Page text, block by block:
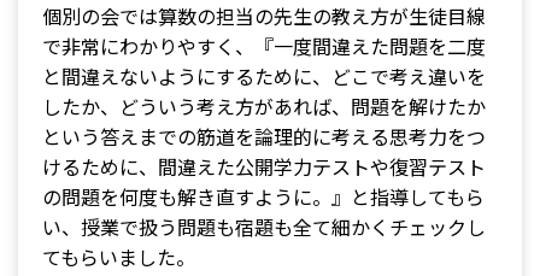
個別の会では算数の担当の先生の教え方が生徒目線
で非常にわかりやすく、『一度間違えた問題を二度
と間違えないようにするために、どこで考え違いを
したか、どういう考え方があれば、問題を解けたか
という答えまでの筋道を論理的に考える思考力をつ
けるために、間違えた公開学力テストや復習テスト
の問題を何度も解き直すように。』と指導してもら
い、授業で扱う問題も宿題も全て細かくチェックし
てもらいました。